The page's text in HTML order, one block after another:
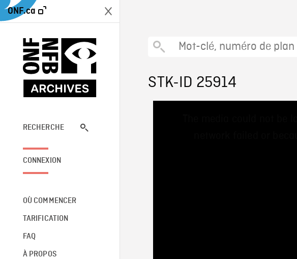
ONF.ca
RECHERCHE
CONNEXION
OÙ COMMENCER
TARIFICATION
FAQ
À PROPOS
STK-ID 25914